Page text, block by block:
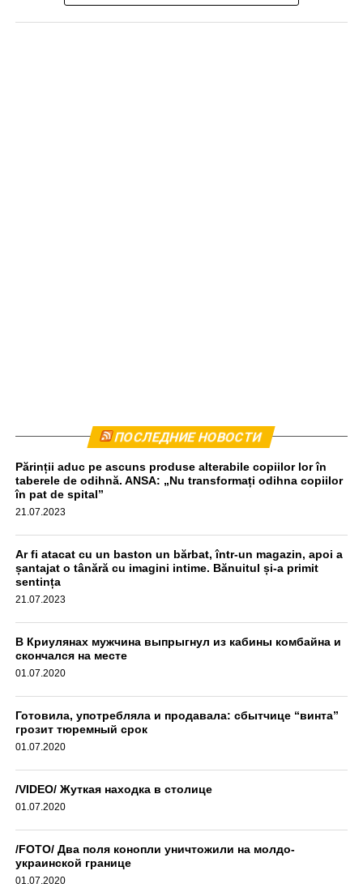
Комбайн был остановлен приблизительно в 440
метрах от места происшествия. Водитель прошел тест
на алкоголь, результат оказался отрицательным,
передаёт unimedia.info. Все обстоятельства инцидента
выясняются.
ПОСЛЕДНИЕ НОВОСТИ
Părinții aduc pe ascuns produse alterabile copiilor lor în
taberele de odihnă. ANSA: „Nu transformați odihna copiilor
în pat de spital”
21.07.2023
Ar fi atacat cu un baston un bărbat, într-un magazin, apoi a
șantajat o tânără cu imagini intime. Bănuitul și-a primit
sentința
21.07.2023
В Криулянах мужчина выпрыгнул из кабины комбайна и
скончался на месте
01.07.2020
Готовила, употребляла и продавала: сбытчице “винта”
грозит тюремный срок
01.07.2020
/VIDEO/ Жуткая находка в столице
01.07.2020
/FOTO/ Два поля конопли уничтожили на молдо-
украинской границе
01.07.2020